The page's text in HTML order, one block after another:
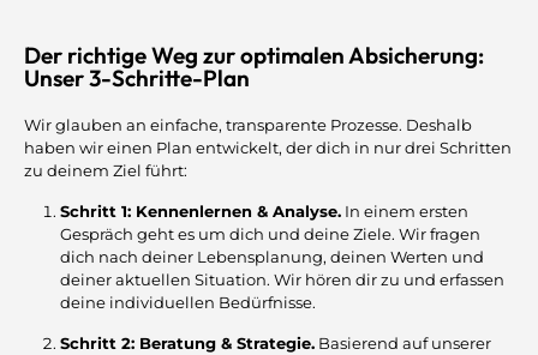
Der richtige Weg zur optimalen Absicherung:
Unser 3-Schritte-Plan
Wir glauben an einfache, transparente Prozesse. Deshalb
haben wir einen Plan entwickelt, der dich in nur drei Schritten
zu deinem Ziel führt:
Schritt 1: Kennenlernen & Analyse. In einem ersten
Gespräch geht es um dich und deine Ziele. Wir fragen
dich nach deiner Lebensplanung, deinen Werten und
deiner aktuellen Situation. Wir hören dir zu und erfassen
deine individuellen Bedürfnisse.
Schritt 2: Beratung & Strategie. Basierend auf unserer